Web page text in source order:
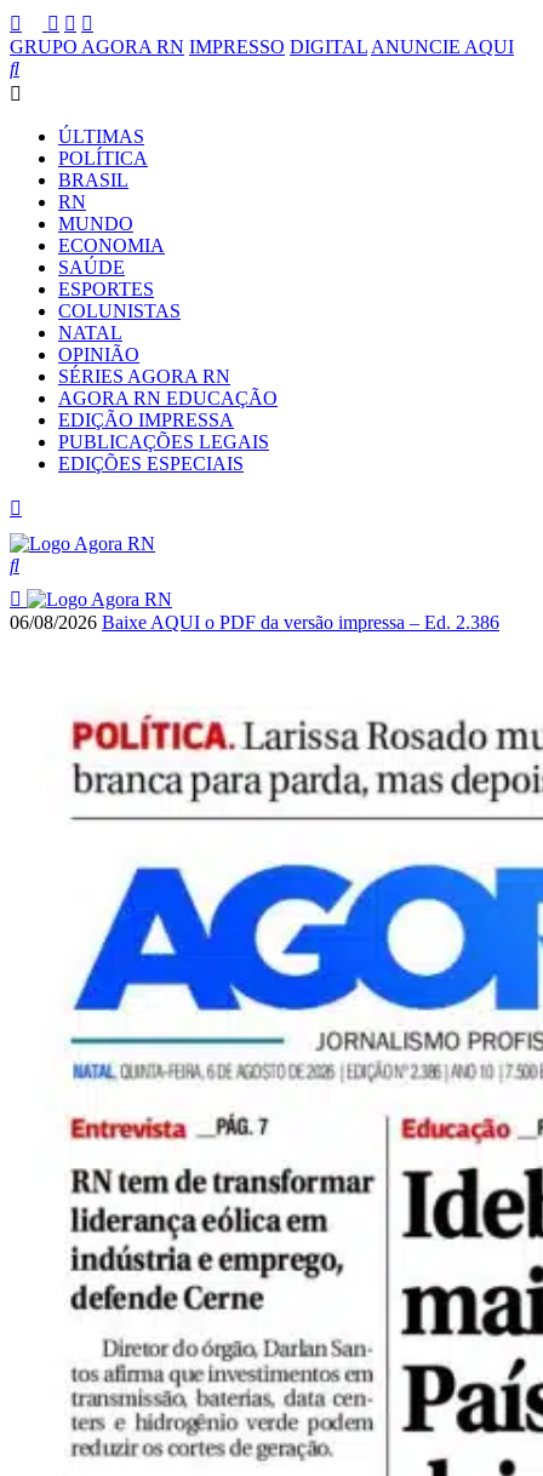
GRUPO AGORA RN IMPRESSO DIGITAL ANUNCIE AQUI
ÚLTIMAS
POLÍTICA
BRASIL
RN
MUNDO
ECONOMIA
SAÚDE
ESPORTES
COLUNISTAS
NATAL
OPINIÃO
SÉRIES AGORA RN
AGORA RN EDUCAÇÃO
EDIÇÃO IMPRESSA
PUBLICAÇÕES LEGAIS
EDIÇÕES ESPECIAIS
06/08/2026 Baixe AQUI o PDF da versão impressa – Ed. 2.386